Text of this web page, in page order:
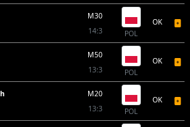
M30
14:3
POL
OK
M50
13:3
POL
OK
M20
13:3
POL
OK